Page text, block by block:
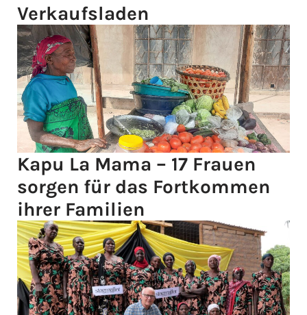
Verkaufsladen
Kapu La Mama – 17 Frauen
sorgen für das Fortkommen
ihrer Familien